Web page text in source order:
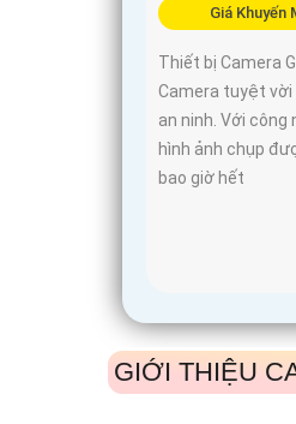
Giá Khuyến
Thiết bị Camera
Camera tuyệt
an ninh. Với công
hình ảnh chụp
bao giờ hết
GIỚI THIỆU